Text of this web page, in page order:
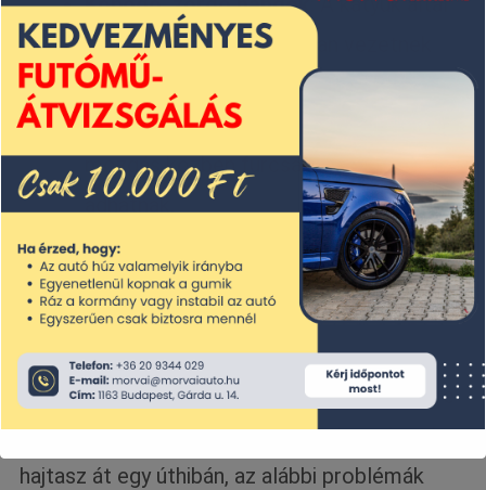
okozott sérülések gyakran vezetnek
kopott vagy sérült
futóműalkatrészekhez, amelyek
mozgás közben furcsa hangokat
adhatnak.
Hogyan károsítják a kátyúk és a rossz utak
a futóművet?
A kátyúk nagy erővel hatnak az autó kerekeire
és a futómű elemeire. Ha nagy sebességgel
hajtasz át egy úthibán, az alábbi problémák